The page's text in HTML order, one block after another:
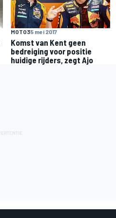
MOTO35 mei 2017
Komst van Kent geen
bedreiging voor positie
huidige rijders, zegt Ajo